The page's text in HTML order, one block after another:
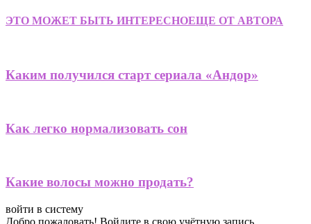
ЭТО МОЖЕТ БЫТЬ ИНТЕРЕСНОЕЩЕ ОТ АВТОРА
​Каким получился старт сериала «Андор»
Как легко нормализовать сон
Какие волосы можно продать?
войти в систему
Добро пожаловать! Войдите в свою учётную запись